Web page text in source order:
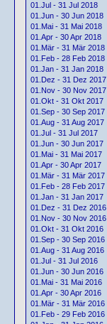
01.Jul - 31 Jul 2018
01.Jun - 30 Jun 2018
01.Mai - 31 Mai 2018
01.Apr - 30 Apr 2018
01.Mär - 31 Mär 2018
01.Feb - 28 Feb 2018
01.Jan - 31 Jan 2018
01.Dez - 31 Dez 2017
01.Nov - 30 Nov 2017
01.Okt - 31 Okt 2017
01.Sep - 30 Sep 2017
01.Aug - 31 Aug 2017
01.Jul - 31 Jul 2017
01.Jun - 30 Jun 2017
01.Mai - 31 Mai 2017
01.Apr - 30 Apr 2017
01.Mär - 31 Mär 2017
01.Feb - 28 Feb 2017
01.Jan - 31 Jan 2017
01.Dez - 31 Dez 2016
01.Nov - 30 Nov 2016
01.Okt - 31 Okt 2016
01.Sep - 30 Sep 2016
01.Aug - 31 Aug 2016
01.Jul - 31 Jul 2016
01.Jun - 30 Jun 2016
01.Mai - 31 Mai 2016
01.Apr - 30 Apr 2016
01.Mär - 31 Mär 2016
01.Feb - 29 Feb 2016